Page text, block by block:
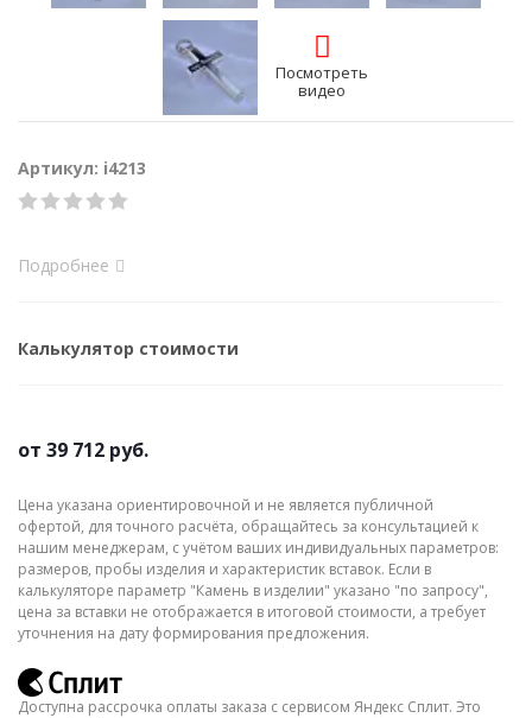
Посмотреть
видео
Артикул: i4213
Подробнее
Калькулятор стоимости
от 39 712 руб.
Цена указана ориентировочной и не является публичной
офертой, для точного расчёта, обращайтесь за консультацией к
нашим менеджерам, с учётом ваших индивидуальных параметров:
размеров, пробы изделия и характеристик вставок. Если в
калькуляторе параметр "Камень в изделии" указано "по запросу",
цена за вставки не отображается в итоговой стоимости, а требует
уточнения на дату формирования предложения.
Доступна рассрочка оплаты заказа с сервисом Яндекс Сплит. Это